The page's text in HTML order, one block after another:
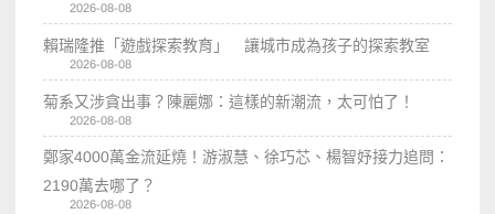
2026-08-08
賴瑞隆推「遊戲探索教育」 讓城市成為孩子的探索教室
2026-08-08
菊系又涉貪出事？陳麗娜：這樣的新潮流，太可怕了！
2026-08-08
鄭家4000萬金流延燒！游淑慧、徐巧芯、楊智妤接力追問：
2190萬去哪了？
2026-08-08